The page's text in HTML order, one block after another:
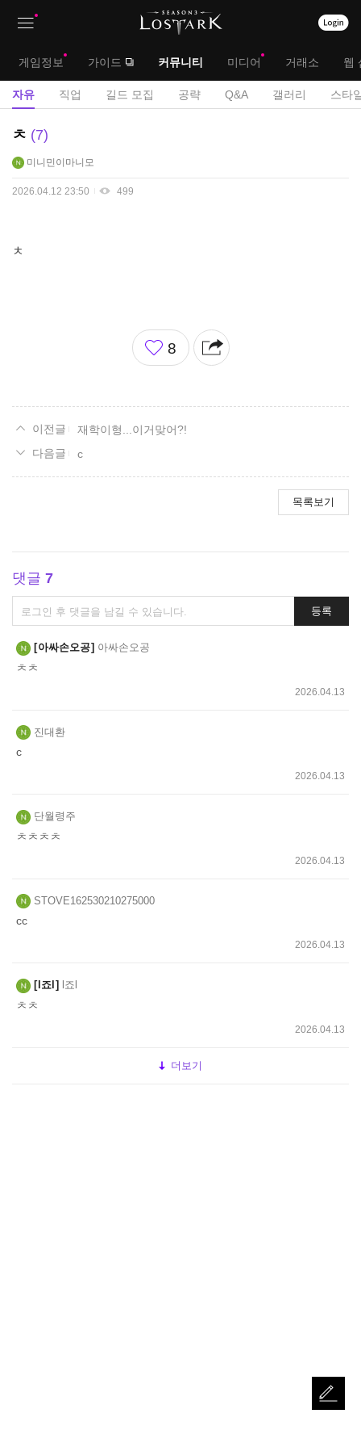
대
메
게임정보 가이드 커뮤니티 미디어 거래소 웹
서
자유 직업 길드 모집 공략 Q&A 갤러리 스타
자
게
ㅊ 7
미니민이마니모
2026.04.12 23:50 499
ㅊ
좋
아
8
재학이형...이거맞어?!
c
목록보기
댓글 7
댓
글
쓰
기
등록
아싸손오공 아싸손오공
ㅊㅊ
2026.04.13
진대환
c
2026.04.13
단월령주
ㅊㅊㅊㅊ
2026.04.13
STOVE162530210275000
cc
2026.04.13
l죠l l죠l
ㅊㅊ
2026.04.13
더보기